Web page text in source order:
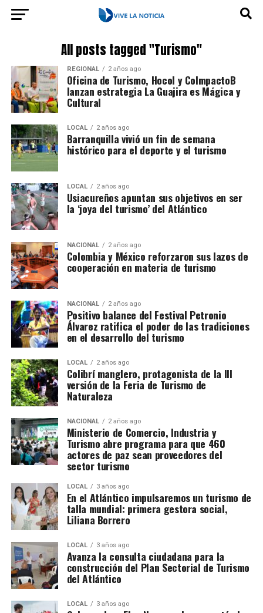
All posts tagged "Turismo"
REGIONAL 2 años ago
Oficina de Turismo, Hocol y CoImpactoB
lanzan estrategia La Guajira es Mágica y
Cultural
LOCAL 2 años ago
Barranquilla vivió un fin de semana
histórico para el deporte y el turismo
LOCAL 2 años ago
Usiacureños apuntan sus objetivos en ser
la ‘joya del turismo’ del Atlántico
NACIONAL 2 años ago
Colombia y México reforzaron sus lazos de
cooperación en materia de turismo
NACIONAL 2 años ago
Positivo balance del Festival Petronio
Álvarez ratifica el poder de las tradiciones
en el desarrollo del turismo
LOCAL 2 años ago
Colibrí manglero, protagonista de la III
versión de la Feria de Turismo de
Naturaleza
NACIONAL 2 años ago
Ministerio de Comercio, Industria y
Turismo abre programa para que 460
actores de paz sean proveedores del
sector turismo
LOCAL 3 años ago
En el Atlántico impulsaremos un turismo de
talla mundial: primera gestora social,
Liliana Borrero
LOCAL 3 años ago
Avanza la consulta ciudadana para la
construcción del Plan Sectorial de Turismo
del Atlántico
LOCAL 3 años ago